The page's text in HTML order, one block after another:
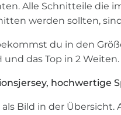
Alle Schnitteile die
werden sollten,
du in den
das Top in 2 Weiten.
hochwertige
Bild in der Übersicht.